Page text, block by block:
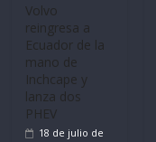
Volvo
reingresa a
Ecuador de la
mano de
Inchcape y
lanza dos
PHEV
18 de julio de